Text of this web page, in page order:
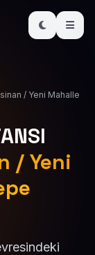
/ Yeni Mahalle
/ Yeni